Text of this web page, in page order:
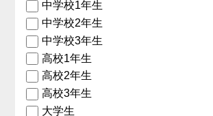
中学校1年生
中学校2年生
中学校3年生
高校1年生
高校2年生
高校3年生
大学生